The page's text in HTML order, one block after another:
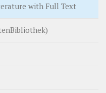
with Full Text